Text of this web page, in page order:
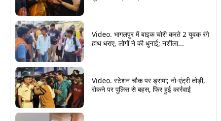
Video. भागलपुर में बाइक चोरी करते 2 युवक रंगे
हाथ धराए, लोगों ने की धुनाई; नशीला...
Video. स्टेशन चौक पर ड्रामा; नो-एंट्री तोड़ी,
रोकने पर पुलिस से बहस, फिर हुई कार्रवाई